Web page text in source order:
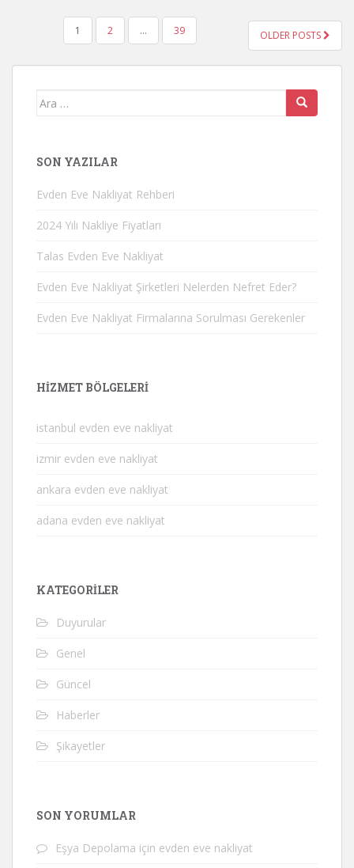
GEZINMESI
1 2 … 39 OLDER POSTS
Arama
SON YAZILAR
Evden Eve Nakliyat Rehberi
2024 Yılı Nakliye Fiyatları
Talas Evden Eve Nakliyat
Evden Eve Nakliyat Şirketleri Nelerden Nefret Eder?
Evden Eve Nakliyat Firmalarına Sorulması Gerekenler
HIZMET BÖLGELERI
istanbul evden eve nakliyat
izmir evden eve nakliyat
ankara evden eve nakliyat
adana evden eve nakliyat
KATEGORILER
Duyurular
Genel
Güncel
Haberler
Şikayetler
SON YORUMLAR
Eşya Depolama için evden eve nakliyat